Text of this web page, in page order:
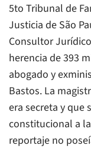
5to Tribunal de
Justicia de São
Consultor
herencia de 393
abogado y
Bastos. La
era secreta y que
constitucional a
reportaje no